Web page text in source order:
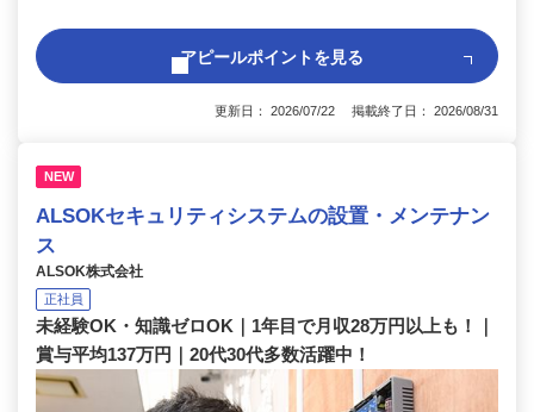
アピールポイントを見る
更新日： 2026/07/22 掲載終了日： 2026/08/31
NEW
ALSOKセキュリティシステムの設置・メンテナン
ス
ALSOK株式会社
正社員
未経験OK・知識ゼロOK｜1年目で月収28万円以上も！｜
賞与平均137万円｜20代30代多数活躍中！